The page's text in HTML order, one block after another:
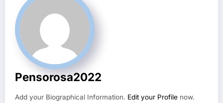
Pensorosa2022
Add your Biographical Information. Edit your Profile now.